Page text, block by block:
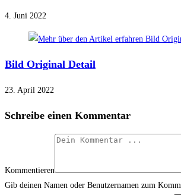
4. Juni 2022
Bild Original Detail
23. April 2022
Schreibe einen Kommentar
Kommentieren
Gib deinen Namen oder Benutzernamen zum